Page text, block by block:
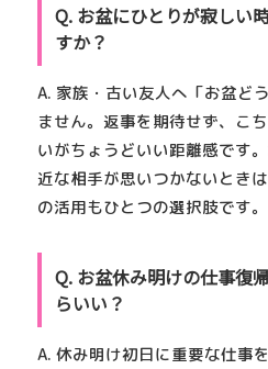
Q. お盆にひとりが寂しい
すか？
A. 家族・古い友人へ「お盆ど
ません。返事を期待せず、こ
いがちょうどいい距離感です
近な相手が思いつかないとき
の活用もひとつの選択肢です。
Q. お盆休み明けの仕事復
らいい？
A. 休み明け初日に重要な仕事